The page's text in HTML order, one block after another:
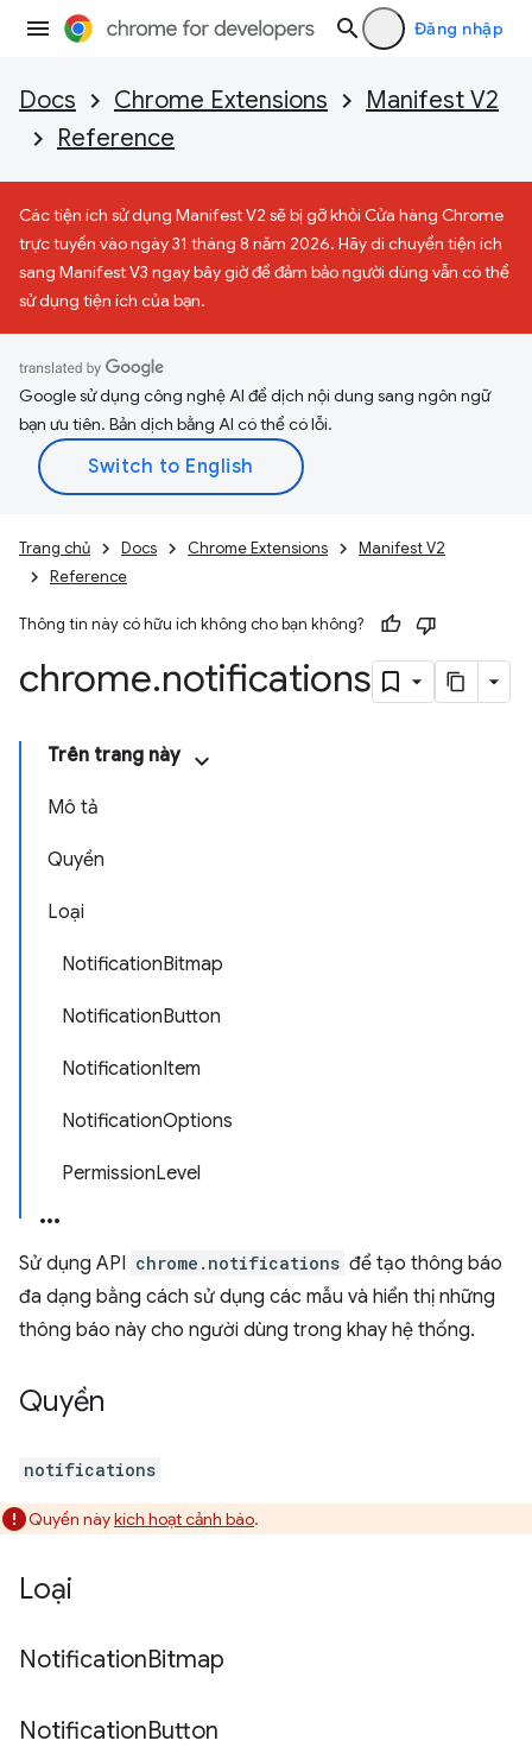
Đăng nhập
Docs Chrome Extensions
Manifest V2
Reference
Các tiện ích sử dụng Manifest V2 sẽ bị gỡ khỏi Cửa hàng Chrome
trực tuyến vào ngày 31 tháng 8 năm 2026. Hãy di chuyển tiện ích
sang Manifest V3 ngay bây giờ để đảm bảo người dùng vẫn có thể
sử dụng tiện ích của bạn.
Google sử dụng công nghệ AI để dịch nội dung sang ngôn ngữ
bạn ưu tiên. Bản dịch bằng AI có thể có lỗi.
Trang chủ Docs Chrome Extensions
Manifest V2
Reference
Thông tin này có hữu ích không cho bạn không?
chrome.notifications
Trên trang này
Mô tả
Quyền
Loại
NotificationBitmap
NotificationButton
NotificationItem
NotificationOptions
PermissionLevel
Sử dụng API chrome.notifications để tạo thông báo
đa dạng bằng cách sử dụng các mẫu và hiển thị những
thông báo này cho người dùng trong khay hệ thống.
Quyền
notifications
Quyền nàykích hoạt cảnh báo.
Loại
NotificationBitmap
NotificationButton